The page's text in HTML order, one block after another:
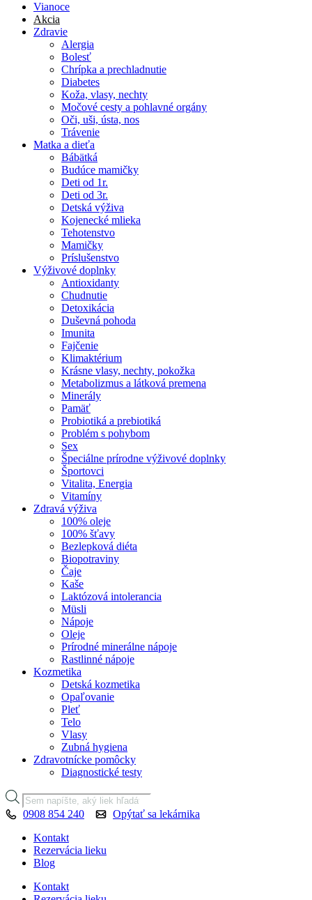
Vianoce
Akcia
Zdravie
Alergia
Bolesť
Chrípka a prechladnutie
Diabetes
Koža, vlasy, nechty
Močové cesty a pohlavné orgány
Oči, uši, ústa, nos
Trávenie
Matka a dieťa
Bábätká
Budúce mamičky
Deti od 1r.
Deti od 3r.
Detská výživa
Kojenecké mlieka
Tehotenstvo
Mamičky
Príslušenstvo
Výživové doplnky
Antioxidanty
Chudnutie
Detoxikácia
Duševná pohoda
Imunita
Fajčenie
Klimaktérium
Krásne vlasy, nechty, pokožka
Metabolizmus a látková premena
Minerály
Pamäť
Probiotiká a prebiotiká
Problém s pohybom
Sex
Špeciálne prírodne výživové doplnky
Športovci
Vitalita, Energia
Vitamíny
Zdravá výživa
100% oleje
100% šťavy
Bezlepková diéta
Biopotraviny
Čaje
Kaše
Laktózová intolerancia
Müsli
Nápoje
Oleje
Prírodné minerálne nápoje
Rastlinné nápoje
Kozmetika
Detská kozmetika
Opaľovanie
Pleť
Telo
Vlasy
Zubná hygiena
Zdravotnícke pomôcky
Diagnostické testy
Products
search
0908 854 240
Opýtať sa lekárnika
Kontakt
Rezervácia lieku
Blog
Kontakt